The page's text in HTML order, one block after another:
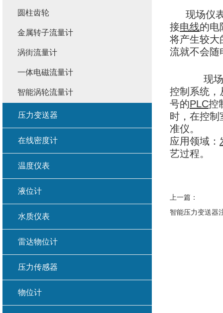
现场仪
接电线的电
将产生较大
流就不会随
现场
控制系统，
号的PLC控
时，在控制
准仪。
应用领域：
艺过程。
上一篇：
智能压力变送器
圆柱齿轮
金属转子流量计
涡街流量计
一体电磁流量计
智能涡轮流量计
压力变送器
在线密度计
温度仪表
液位计
水质仪表
雷达物位计
压力传感器
物位计